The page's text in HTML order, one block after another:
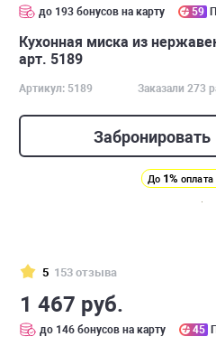
до 193 бонусов на карту 59
Кухонная миска из
арт. 5189
Артикул: 5189 Заказали 273
Забронировать
До 1%
5 153 отзыва
1 467 руб.
до 146 бонусов на карту 45